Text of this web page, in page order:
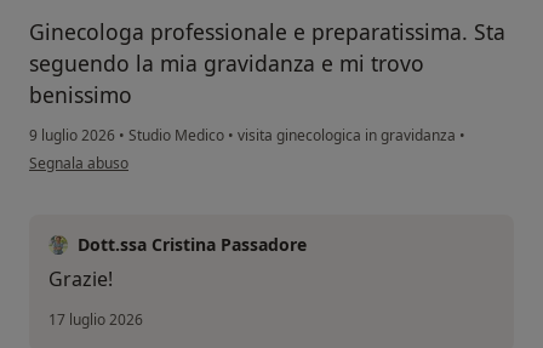
Ginecologa professionale e preparatissima. Sta
seguendo la mia gravidanza e mi trovo
benissimo
9 luglio 2026 • Studio Medico • visita ginecologica in gravidanza •
secondo l'opinione dell'utente L. C.
Segnala abuso
Dott.ssa Cristina Passadore
Grazie!
17 luglio 2026